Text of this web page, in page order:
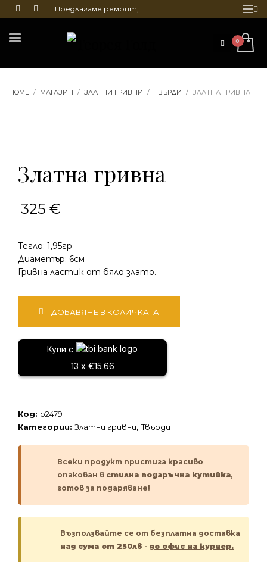
Предлагаме ремонт,
на бижута
HOME МАГАЗИН ЗЛАТНИ ГРИВНИ ТВЪРДИ ЗЛАТНА ГРИВНА
Златна гривна
325 €
Тегло: 1,95гр
Диаметър: 6см
Гривна ластик от бяло злато.
Златна
гривна
ДОБАВЯНЕ В КОЛИЧКАТА
Купи с
13 x €15.66
Код: b2479
Категории: Златни гривни,Твърди
Всеки продукт пристига красиво
опакован в стилна подаръчна кутийка,
готов за подаряване!
Възползвайте се от безплатна доставка
над сума от 250лв - до офис на куриер.